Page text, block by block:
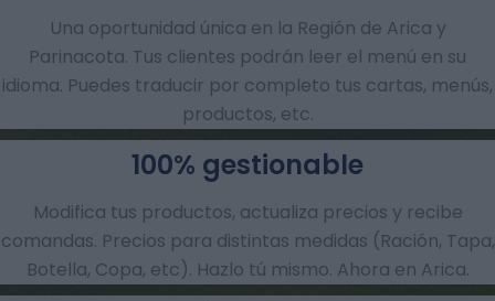
Una oportunidad única en la Región de Arica y
Parinacota. Tus clientes podrán leer el menú en su
idioma. Puedes traducir por completo tus cartas, menús,
productos, etc.
Modifica tus productos, actualiza precios y recibe
comandas.​ Precios para distintas medidas (Ración, Tapa,
Botella, Copa, etc). Hazlo tú mismo. Ahora en Arica.
100% gestionable